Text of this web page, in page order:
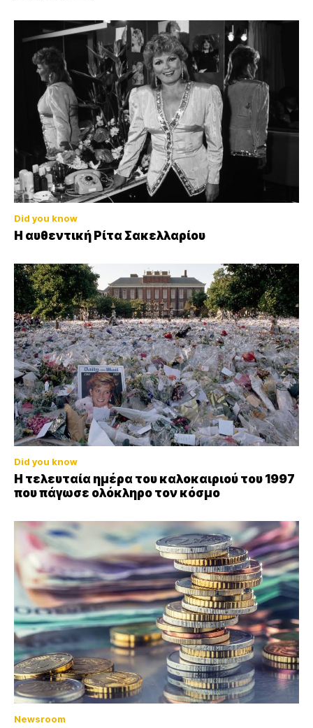
Did you know
Η αυθεντική Ρίτα Σακελλαρίου
Did you know
Η τελευταία ημέρα του καλοκαιριού του 1997
που πάγωσε ολόκληρο τον κόσμο
Newsroom